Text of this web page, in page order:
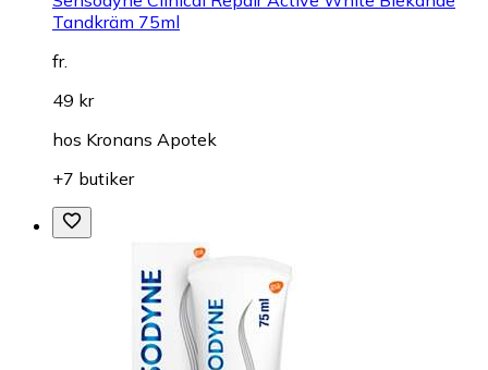
Tandkräm 75ml
fr.
49 kr
hos Kronans Apotek
+7 butiker